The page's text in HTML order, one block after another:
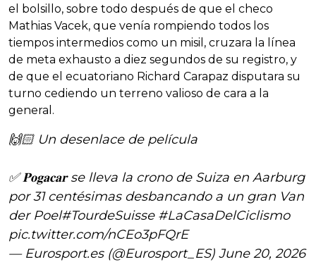
el bolsillo, sobre todo después de que el checo
Mathias Vacek, que venía rompiendo todos los
tiempos intermedios como un misil, cruzara la línea
de meta exhausto a diez segundos de su registro, y
de que el ecuatoriano Richard Carapaz disputara su
turno cediendo un terreno valioso de cara a la
general.
🙌🏻 Un desenlace de película
✅ 𝐏𝐨𝐠𝐚𝐜𝐚𝐫 se lleva la crono de Suiza en Aarburg
por 31 centésimas desbancando a un gran Van
der Poel#TourdeSuisse #LaCasaDelCiclismo
pic.twitter.com/nCEo3pFQrE
— Eurosport.es (@Eurosport_ES) June 20, 2026